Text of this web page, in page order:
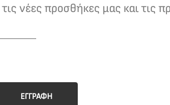
νέες προσθήκες μας και τις
ΕΓΓΡΑΦΗ